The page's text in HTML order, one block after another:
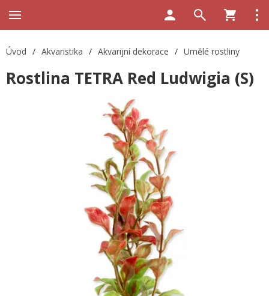
Úvod / Akvaristika / Akvarijní dekorace / Umělé rostliny
Rostlina TETRA Red Ludwigia (S)